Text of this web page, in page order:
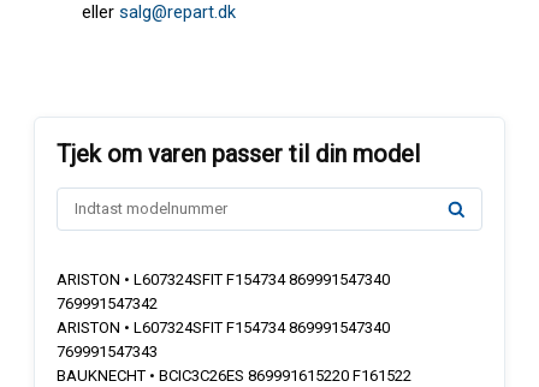
eller salg@repart.dk
ARISTON • L607324SFIT F154734 869991547340
769991547342
ARISTON • L607324SFIT F154734 869991547340
769991547343
BAUKNECHT • BCIC3C26ES 869991615220 F161522